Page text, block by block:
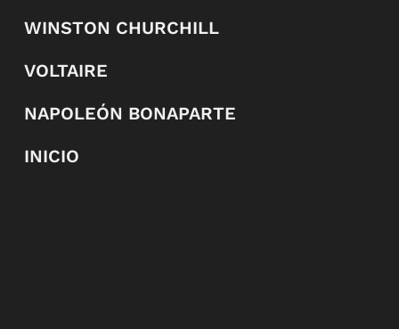
WINSTON CHURCHILL
VOLTAIRE
NAPOLEÓN BONAPARTE
INICIO